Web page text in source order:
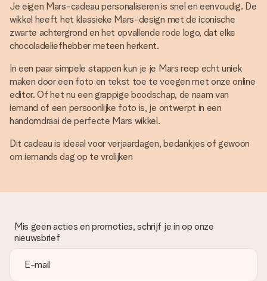
Je eigen Mars-cadeau personaliseren is snel en eenvoudig. De
wikkel heeft het klassieke Mars-design met de iconische
zwarte achtergrond en het opvallende rode logo, dat elke
chocoladeliefhebber meteen herkent.
In een paar simpele stappen kun je je Mars reep echt uniek
maken door een foto en tekst toe te voegen met onze online
editor. Of het nu een grappige boodschap, de naam van
iemand of een persoonlijke foto is, je ontwerpt in een
handomdraai de perfecte Mars wikkel.
Dit cadeau is ideaal voor verjaardagen, bedankjes of gewoon
om iemands dag op te vrolijken
Mis geen acties en promoties, schrijf je in op onze
nieuwsbrief